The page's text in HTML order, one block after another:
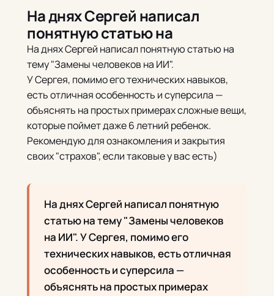
На днях Сергей написал
понятную статью на
На днях Сергей написал понятную статью на
тему "Замены человеков на ИИ".
У Сергея, помимо его технических навыков,
есть отличная особенность и суперсила —
объяснять на простых примерах сложные вещи,
которые поймет даже 6 летний ребенок.
Рекомендую для ознакомления и закрытия
своих "страхов", если таковые у вас есть)
На днях Сергей написал понятную
статью на тему "Замены человеков
на ИИ". У Сергея, помимо его
технических навыков, есть отличная
особенность и суперсила —
объяснять на простых примерах